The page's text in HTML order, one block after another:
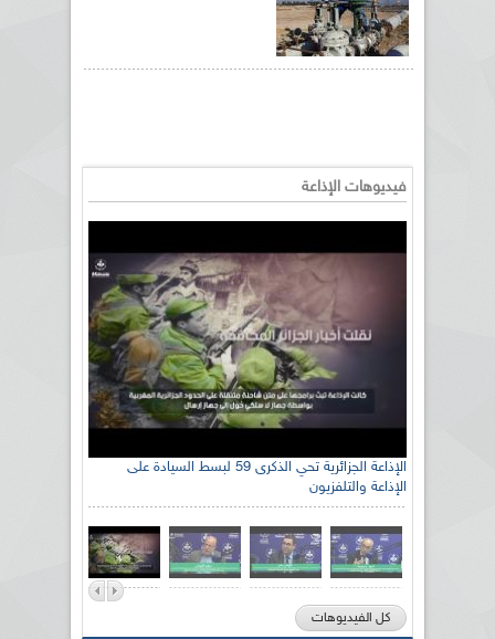
فيديوهات الإذاعة
الإذاعة الجزائرية تحي الذكرى 59 لبسط السيادة على
الإذاعة والتلفزيون
كل الفيديوهات